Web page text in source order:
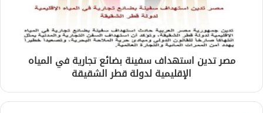
مصر تدين استهداف سفينة بضائع تجارية في المياه
الإقليمية لدولة قطر الشقيقة